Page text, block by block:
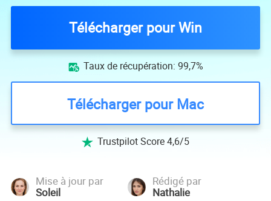
Télécharger pour Win
 Taux de récupération: 99,7%
Télécharger pour Mac
 Trustpilot Score 4,6/5
Mise à jour par
Soleil
Rédigé par
Nathalie